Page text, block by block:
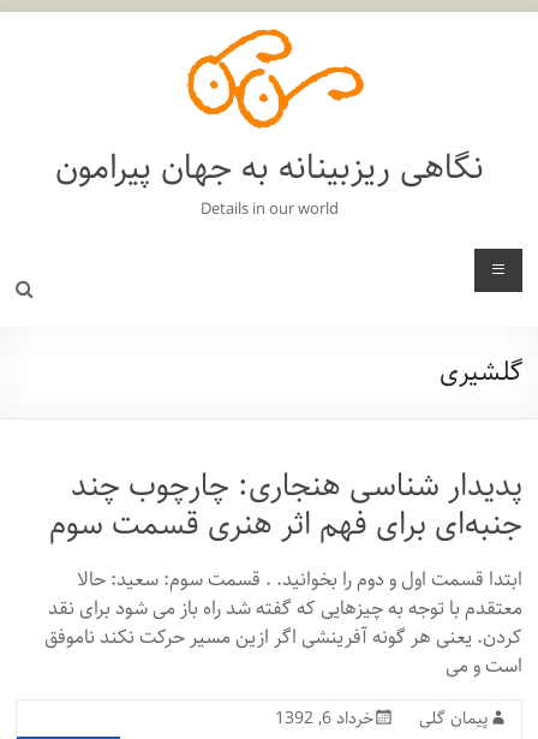
نگاهی ریزبینانه به جهان پیرامون
Details in our world
منو
گلشیری
پدیدار شناسی هنجاری: چارچوب چند
جنبه‌ای برای فهم اثر هنری قسمت سوم
ابتدا قسمت اول و دوم را بخوانید. . قسمت سوم: سعید: حالا
معتقدم با توجه به چیزهایی که گفته شد راه باز می شود برای نقد
کردن. یعنی هر گونه آفرینشی اگر ازین مسیر حرکت نکند ناموفق
است و می
پیمان گلی
خرداد 6, 1392